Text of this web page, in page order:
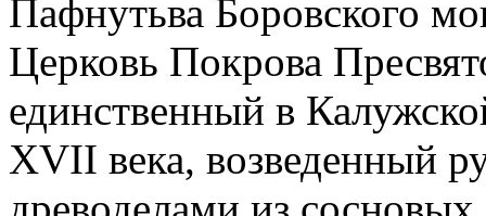
Пафнутьва Боровского
Церковь Покрова
единственный в
XVII века, возведенный